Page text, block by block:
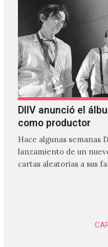
DIIV anunció el
como productor
Hace algunas semanas
lanzamiento de un
cartas aleatorias a sus